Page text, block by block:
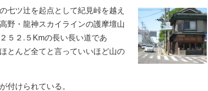
七ツ辻を起点として紀見峠を越え
野・龍神スカイラインの護摩壇山
５２.５Kmの長い長い道であ
とんど全てと言っていいほど山の
付けられている。